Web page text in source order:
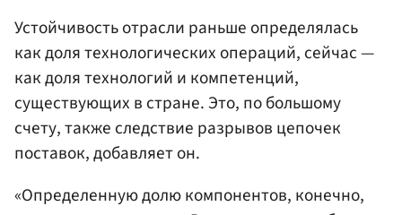
Устойчивость отрасли раньше определялась
как доля технологических операций, сейчас —
как доля технологий и компетенций,
существующих в стране. Это, по большому
счету, также следствие разрывов цепочек
поставок, добавляет он.
«Определенную долю компонентов, конечно,